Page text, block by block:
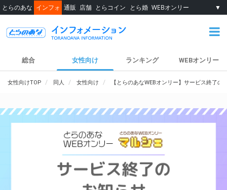
とらのあな インフォ 通販 店舗 とらコイン とら婚 WEBオンリー ▼
総合 女性向け ランキング WEBオンリー
女性向けTOP 同人 女性向け 【とらのあなWEBオンリー】サービス終了の